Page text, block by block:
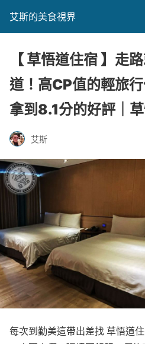
艾斯的美食視界
【 草悟道住宿 】走
道！高CP值的輕旅
拿到8.1分的好評｜
艾斯
每次到勤美這帶出差找 草悟道